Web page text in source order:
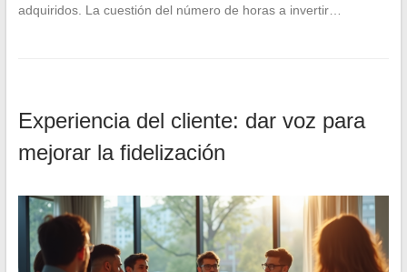
adquiridos. La cuestión del número de horas a invertir…
Experiencia del cliente: dar voz para
mejorar la fidelización